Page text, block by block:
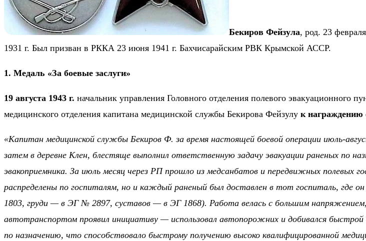
Бекиров Фейзула, род. 23
1931 г. Был призван в РККА 23 июня 1941 г. Бахчисарайским РВК Крымской АССР.
1. Медаль «За боевые заслуги»
19 августа 1943 г. начальник управления Головного отделения полевого эвакуационного
медицинского отделения капитана медицинской службы Бекирова Фейзулу к награждению
«Капитан медицинской службы Бекиров Ф. за время настоящей боевой операции июль-
затем в деревне Клен, блестяще выполнил ответственную задачу эвакуации раненых по
эвакоприемника. За июль месяц через РП прошло из медсанбатов и передвижных полевых
распределены по госпиталям, но и каждый раненый был доставлен в тот госпиталь, где
1803, груди — в ЭГ № 2897, суставов — в ЭГ 1868). Работа велась с большим
автотранспортом проявил инициативу — использовал автопорожних и добивался
по назначению, что способствовало быстрому получению высоко квалифицированной